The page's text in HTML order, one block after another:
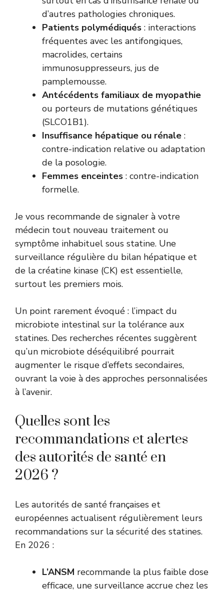
d’autres pathologies chroniques.
Patients polymédiqués : interactions
fréquentes avec les antifongiques,
macrolides, certains
immunosuppresseurs, jus de
pamplemousse.
Antécédents familiaux de myopathie
ou porteurs de mutations génétiques
(SLCO1B1).
Insuffisance hépatique ou rénale :
contre-indication relative ou adaptation
de la posologie.
Femmes enceintes : contre-indication
formelle.
Je vous recommande de signaler à votre
médecin tout nouveau traitement ou
symptôme inhabituel sous statine. Une
surveillance régulière du bilan hépatique et
de la créatine kinase (CK) est essentielle,
surtout les premiers mois.
Un point rarement évoqué : l’impact du
microbiote intestinal sur la tolérance aux
statines. Des recherches récentes suggèrent
qu’un microbiote déséquilibré pourrait
augmenter le risque d’effets secondaires,
ouvrant la voie à des approches personnalisées
à l’avenir.
Quelles sont les
recommandations et alertes
des autorités de santé en
2026 ?
Les autorités de santé françaises et
européennes actualisent régulièrement leurs
recommandations sur la sécurité des statines.
En 2026 :
L’ANSM recommande la plus faible dose
efficace, une surveillance accrue chez les